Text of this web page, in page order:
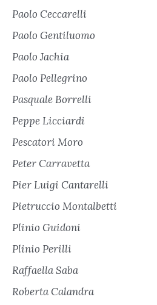
Paolo Ceccarelli
Paolo Gentiluomo
Paolo Jachia
Paolo Pellegrino
Pasquale Borrelli
Peppe Licciardi
Pescatori Moro
Peter Carravetta
Pier Luigi Cantarelli
Pietruccio Montalbetti
Plinio Guidoni
Plinio Perilli
Raffaella Saba
Roberta Calandra